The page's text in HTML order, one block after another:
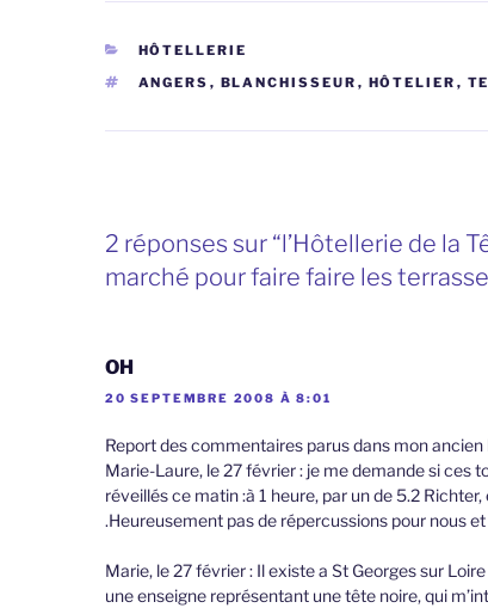
CATÉGORIES
HÔTELLERIE
ÉTIQUETTES
ANGERS , BLANCHISSEUR , HÔTELIER ,
2 réponses sur “l’Hôtellerie de la
marché pour faire faire les
OH
20 SEPTEMBRE 2008 À 8:01
Report des commentaires parus dans mon ancien
Marie-Laure, le 27 février : je me demande si
réveillés ce matin :à 1 heure, par un de 5.2
.Heureusement pas de répercussions pour nous
Marie, le 27 février : Il existe a St Georges sur
une enseigne représentant une tête noire, qui